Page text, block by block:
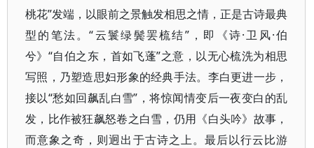
桃花”发端，以眼前之景触发相思之情，正是古诗最典
型的笔法。“云鬟绿鬓罢梳结”，即《诗·卫风·伯
兮》“自伯之东，首如飞蓬”之意，以无心梳洗为相思
写照，乃塑造思妇形象的经典手法。李白更进一步，
接以“愁如回飙乱白雪”，将惊闻情变后一夜变白的乱
发，比作被狂飙怒卷之白雪，仍用《白头吟》故事，
而意象之奇，则迥出于古诗之上。最后以行云比游